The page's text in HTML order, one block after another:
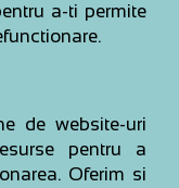
a-ti permite
de website-uri
pentru a
Oferim si